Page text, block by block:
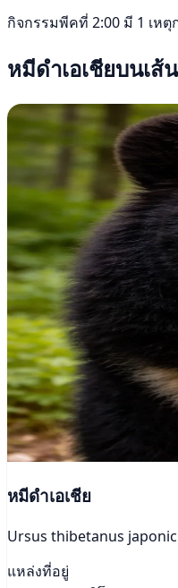
กิจกรรมพีคที่ 2:00 มี 1 เห
หมีดำเอเชียบนเ
หมีดำเอเชีย
Ursus thibetanus
แหล่งที่อยู่